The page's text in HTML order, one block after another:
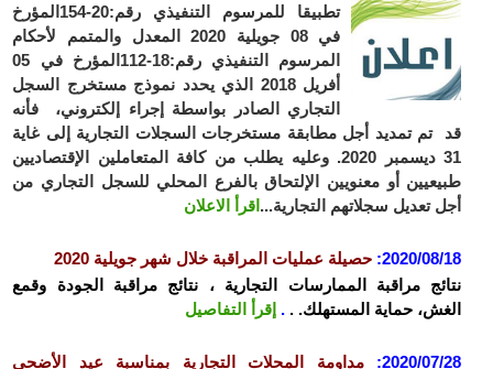
تطبيقا للمرسوم التنفيذي رقم:20-154المؤرخ
في 08 جويلية 2020 المعدل والمتمم لأحكام
المرسوم التنفيذي رقم:18-112المؤرخ في 05
أفريل 2018 الذي يحدد نموذج مستخرج السجل
التجاري الصادر بواسطة إجراء إلكتروني، فأنه
قد تم تمديد أجل مطابقة مستخرجات السجلات التجارية إلى غاية
31 ديسمبر 2020. وعليه يطلب من كافة المتعاملين الإقتصاديين
طبيعيين أو معنويين الإلتحاق بالفرع المحلي للسجل التجاري من
أجل تعديل سجلاتهم التجارية... اقرأ الاعلان
2020/08/18
: حصيلة عمليات المراقبة خلال شهر جويلية 2020
نتائج مراقبة الممارسات التجارية ، نتائج مراقبة الجودة وقمع
الغش، حماية المستهلك. . . إقرأ التفاصيل
2020/07/28
:
مداومة المحلات التجارية بمناسبة عيد الأضحى